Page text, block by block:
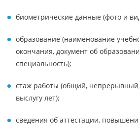
биометрические данные (фото и
образование (наименование
окончания, документ об
специальность);
стаж работы (общий,
выслугу лет);
сведения об аттестации,